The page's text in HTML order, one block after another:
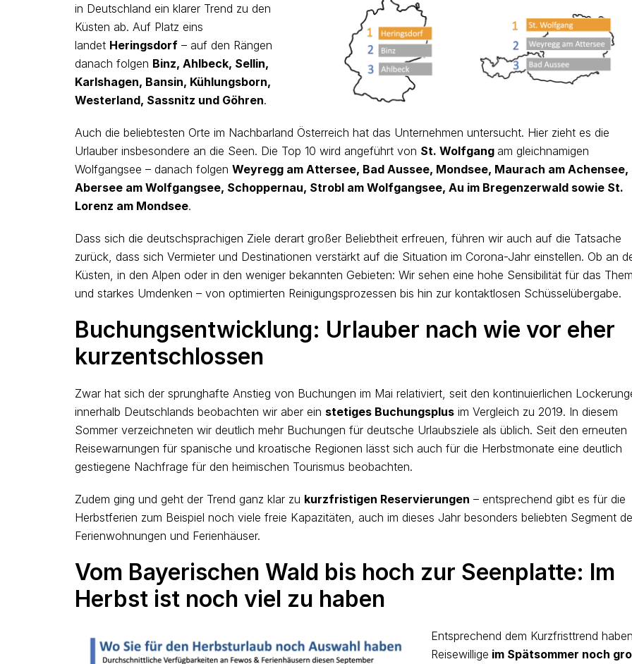
in Deutschland ein klarer Trend zu den
Küsten ab. Auf Platz eins
landet Heringsdorf – auf den Rängen
danach folgen Binz, Ahlbeck, Sellin,
Karlshagen, Bansin, Kühlungsborn,
Westerland, Sassnitz und Göhren.
Auch die beliebtesten Orte im Nachbarland Österreich hat das Unternehmen untersucht. Hier zieht es die
Urlauber insbesondere an die Seen. Die Top 10 wird angeführt von St. Wolfgang am gleichnamigen
Wolfgangsee – danach folgen Weyregg am Attersee, Bad Aussee, Mondsee, Maurach am Achensee,
Abersee am Wolfgangsee, Schoppernau, Strobl am Wolfgangsee, Au im Bregenzerwald sowie St.
Lorenz am Mondsee.
Dass sich die deutschsprachigen Ziele derart großer Beliebtheit erfreuen, führen wir auch auf die Tatsache
zurück, dass sich Vermieter und Destinationen verstärkt auf die Situation im Corona-Jahr einstellen. Ob an
Küsten, in den Alpen oder in den weniger bekannten Gebieten: Wir sehen eine hohe Sensibilität für das
und starkes Umdenken – von optimierten Reinigungsprozessen bis hin zur kontaktlosen Schüsselübergabe.
Buchungsentwicklung: Urlauber nach wie vor eher
kurzentschlossen
Zwar hat sich der sprunghafte Anstieg von Buchungen im Mai relativiert, seit den kontinuierlichen
innerhalb Deutschlands beobachten wir aber ein stetiges Buchungsplus im Vergleich zu 2019. In diesem
Sommer verzeichneten wir deutlich mehr Buchungen für deutsche Urlaubsziele als üblich. Seit den erneuten
Reisewarnungen für spanische und kroatische Regionen lässt sich auch für die Herbstmonate eine deutlich
gestiegene Nachfrage für den heimischen Tourismus beobachten.
Zudem ging und geht der Trend ganz klar zu kurzfristigen Reservierungen – entsprechend gibt es für die
Herbstferien zum Beispiel noch viele freie Kapazitäten, auch im dieses Jahr besonders beliebten Segment
Ferienwohnungen und Ferienhäuser.
Vom Bayerischen Wald bis hoch zur Seenplatte: Im
Herbst ist noch viel zu haben
Entsprechend dem Kurzfristtrend haben
Reisewillige im Spätsommer noch